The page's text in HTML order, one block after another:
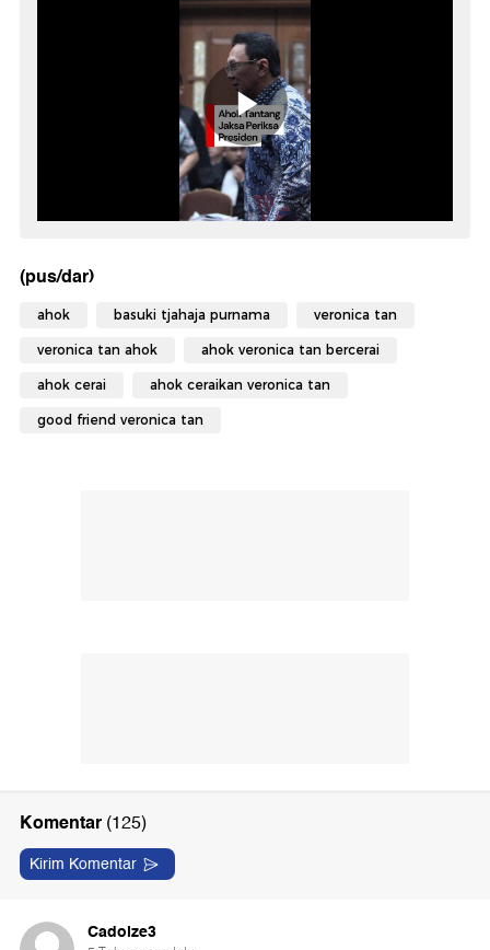
(pus/dar)
ahok basuki tjahaja purnama veronica tan
veronica tan ahok ahok veronica tan bercerai
ahok cerai ahok ceraikan veronica tan
good friend veronica tan